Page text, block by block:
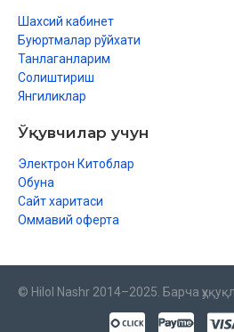
Шахсий кабинет
Буюртмалар рўйхати
Танлаганларим
Солиштириш
Янгиликлар
Ўқувчилар учун
Электрон Китоблар
Обуна
Сайт харитаси
Оммавий оферта
© Hilol Nashr 2014–2025. Барча